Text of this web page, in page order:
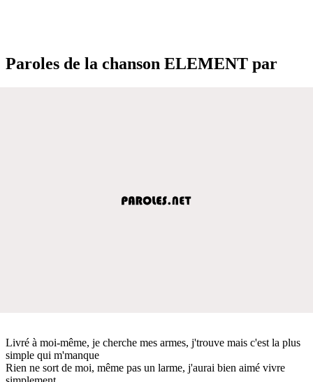
Paroles de la chanson ELEMENT par
Livré à moi-même, je cherche mes armes, j'trouve mais c'est la plus
simple qui m'manque
Rien ne sort de moi, même pas un larme, j'aurai bien aimé vivre